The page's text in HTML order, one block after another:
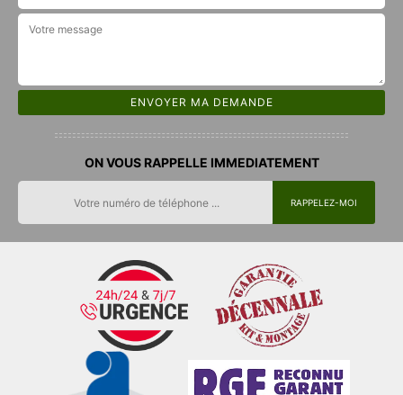
ON VOUS RAPPELLE IMMEDIATEMENT